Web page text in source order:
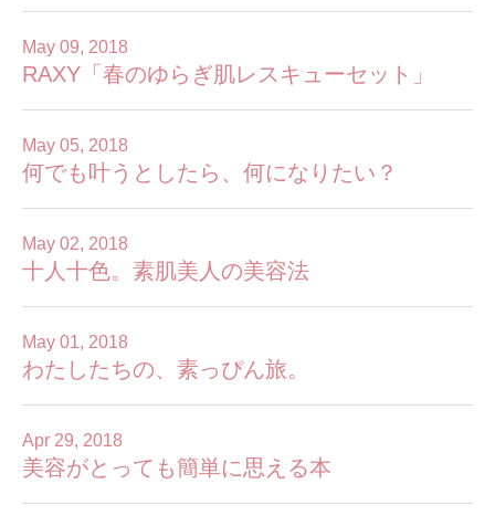
May 09, 2018
RAXY「春のゆらぎ肌レスキューセット」
May 05, 2018
何でも叶うとしたら、何になりたい？
May 02, 2018
十人十色。素肌美人の美容法
May 01, 2018
わたしたちの、素っぴん旅。
Apr 29, 2018
美容がとっても簡単に思える本